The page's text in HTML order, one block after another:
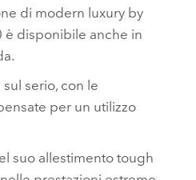
di modern luxury by
disponibile anche in
serio, con le
per un utilizzo
suo allestimento tough